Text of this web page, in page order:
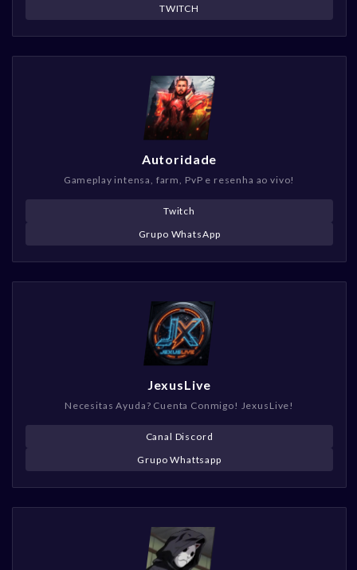
TWITCH
Autoridade
Gameplay intensa, farm, PvP e resenha ao vivo!
Twitch
Grupo WhatsApp
JexusLive
Necesitas Ayuda? Cuenta Conmigo! JexusLive!
Canal Discord
Grupo Whattsapp